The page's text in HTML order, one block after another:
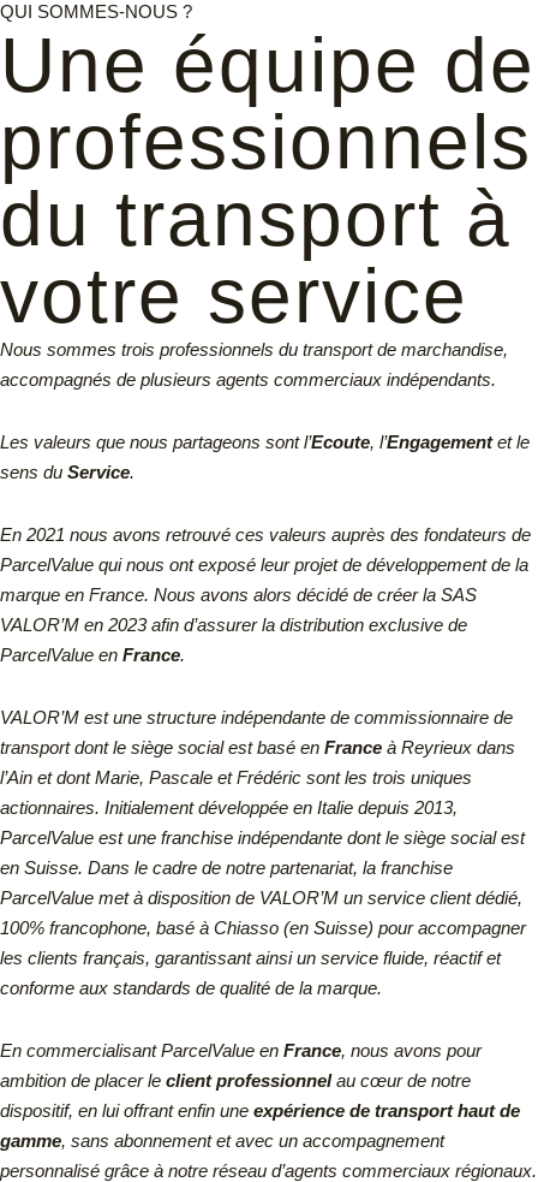
QUI SOMMES-NOUS ?
Une équipe de
professionnels
du transport à
votre service
Nous sommes trois professionnels du transport de marchandise,
accompagnés de plusieurs agents commerciaux indépendants.
Les valeurs que nous partageons sont l’Ecoute, l’Engagementet le
sens du Service.
En 2021 nous avons retrouvé ces valeurs auprès des fondateurs de
ParcelValue qui nous ont exposé leur projet de développement de la
marque en France. Nous avons alors décidé de créer la SAS
VALOR’M en 2023 afin d’assurer la distribution exclusive de
ParcelValue en France.
VALOR’M est une structure indépendante de commissionnaire de
transport dont le siège social est basé en France à Reyrieux dans
l’Ain et dont Marie, Pascale et Frédéric sont les trois uniques
actionnaires. Initialement développée en Italie depuis 2013,
ParcelValue est une franchise indépendante dont le siège social est
en Suisse. Dans le cadre de notre partenariat, la franchise
ParcelValue met à disposition de VALOR’M un service client dédié,
100% francophone, basé à Chiasso (en Suisse) pour accompagner
les clients français, garantissant ainsi un service fluide, réactif et
conforme aux standards de qualité de la marque.
En commercialisant ParcelValue en France, nous avons pour
ambition de placer le client professionnelau cœur de notre
dispositif, en lui offrant enfin une expérience de transport haut de
gamme, sans abonnement et avec un accompagnement
personnalisé grâce à notre réseau d’agents commerciaux régionaux.